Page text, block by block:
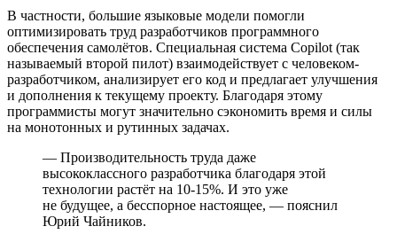
В частности, большие языковые модели помогли
оптимизировать труд разработчиков программного
обеспечения самолётов. Специальная система Copilot (так
называемый второй пилот) взаимодействует с человеком-
разработчиком, анализирует его код и предлагает улучшения
и дополнения к текущему проекту. Благодаря этому
программисты могут значительно сэкономить время и силы
на монотонных и рутинных задачах.
— Производительность труда даже
высококлассного разработчика благодаря этой
технологии растёт на 10-15%. И это уже
не будущее, а бесспорное настоящее, — пояснил
Юрий Чайников.